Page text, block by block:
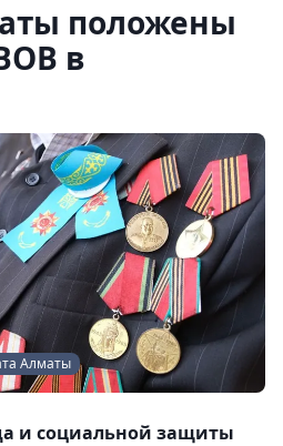
положены
в
Алматы
и социальной защиты